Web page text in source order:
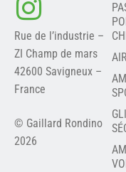
Rue de l’industrie –
ZI Champ de mars
42600 Savigneux –
France
© Gaillard Rondino
2026